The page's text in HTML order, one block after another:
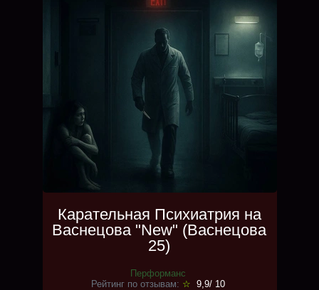
Карательная Психиатрия на
Васнецова "New" (Васнецова
25)
Перформанс
Рейтинг по отзывам: ☆ 9,9/ 10